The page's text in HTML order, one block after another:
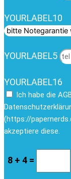
YOURLABEL10
YOURLABEL5
YOURLABEL16
Ich habe die
(https://
akzeptiere diese.
8 + 4 =